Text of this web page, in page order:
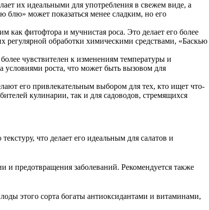
их идеальными для употребления в свежем виде, а
может показаться менее сладким, но его
как фитофтора и мучнистая роса. Это делает его более
обработки химическими средствами, «Баскью
чувствителен к изменениям температуры и
условиями роста, что может быть вызовом для
его привлекательным выбором для тех, кто ищет что-
кулинарии, так и для садоводов, стремящихся
что делает его идеальным для салатов и
предотвращения заболеваний. Рекомендуется также
этого сорта богаты антиоксидантами и витаминами,